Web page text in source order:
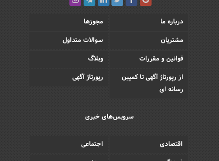
درباره ما
مجوزها
مشتریان
سوالات متداول
قوانین و مقررات
وبلاگ
از رپورتاژ آگهی تا کمپین
رسانه ای
رپورتاژ آگهی
سرویس‌های خبری
اقتصادی
اجتماعی